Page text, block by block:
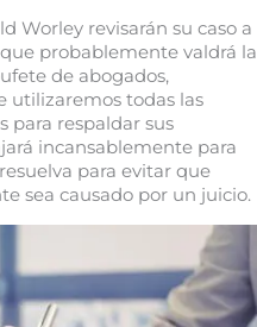
Worley revisarán su caso a
probablemente valdrá la
de abogados,
utilizaremos todas las
para respaldar sus
incansablemente para
para evitar que
sea causado por un juicio.